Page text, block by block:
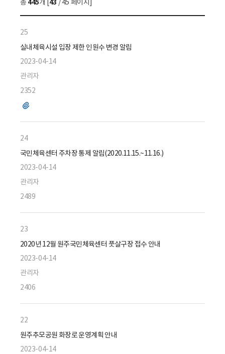
선
택
총 445개 [43 / 45 페이지]
25
실내체육시설 입장 제한 인원수 변경 알림
2023-04-14
관리자
2352
파
24
국민체육센터 주차장 통제 알림(2020.11.15.~11.16.)
2023-04-14
관리자
2489
23
2020년 12월 원주국민체육센터 풋살구장 접수 안내
2023-04-14
관리자
2406
22
원주추모공원 화장로 운영계획 안내
2023-04-14